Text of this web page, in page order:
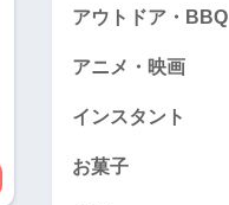
アウトドア・BBQ
アニメ・映画
インスタント
お菓子